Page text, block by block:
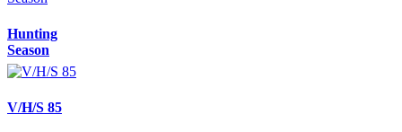
Hunting
Season
V/H/S 85